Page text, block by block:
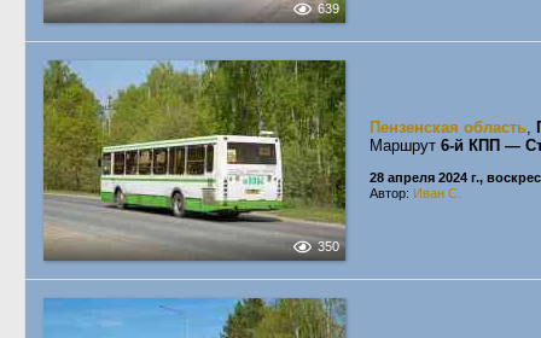
639
350
Пензенская область,
Маршрут 6-й КПП —
28 апреля 2024 г.,
Автор: Иван С.